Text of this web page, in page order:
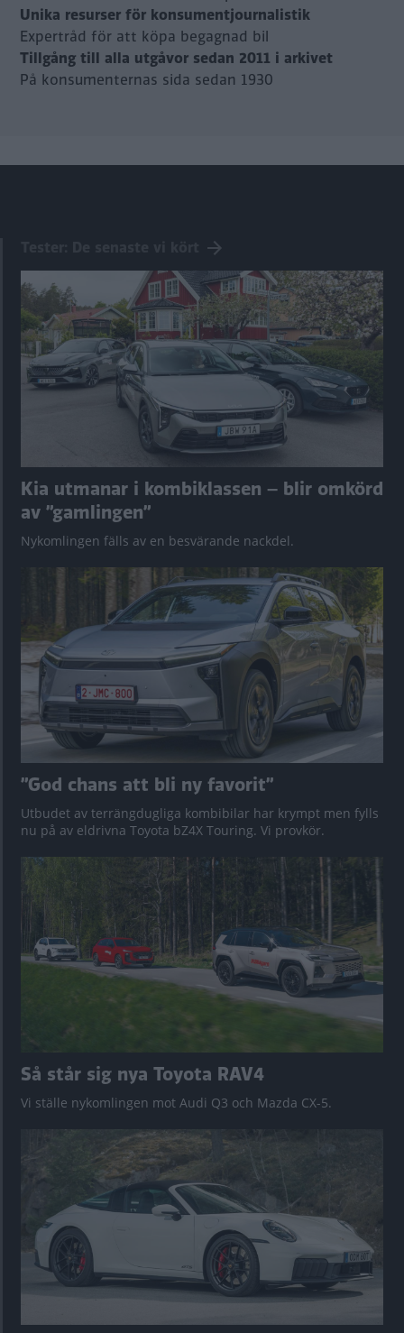
Unika resurser för konsumentjournalistik
Expertråd för att köpa begagnad bil
Tillgång till alla utgåvor sedan 2011 i arkivet
På konsumenternas sida sedan 1930
Kia utmanar i kombiklassen – blir omkörd
av ”gamlingen”
Nykomlingen fälls av en besvärande nackdel.
”God chans att bli ny favorit”
Utbudet av terrängdugliga kombibilar har krympt men fylls
nu på av eldrivna Toyota bZ4X Touring. Vi provkör.
Så står sig nya Toyota RAV4
Vi ställe nykomlingen mot Audi Q3 och Mazda CX-5.